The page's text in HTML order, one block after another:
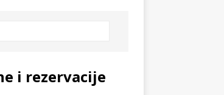
i rezervacije